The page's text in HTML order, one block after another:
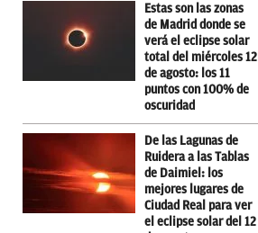
Estas son las zonas
de Madrid donde se
verá el eclipse solar
total del miércoles 12
de agosto: los 11
puntos con 100% de
oscuridad
De las Lagunas de
Ruidera a las Tablas
de Daimiel: los
mejores lugares de
Ciudad Real para ver
el eclipse solar del 12